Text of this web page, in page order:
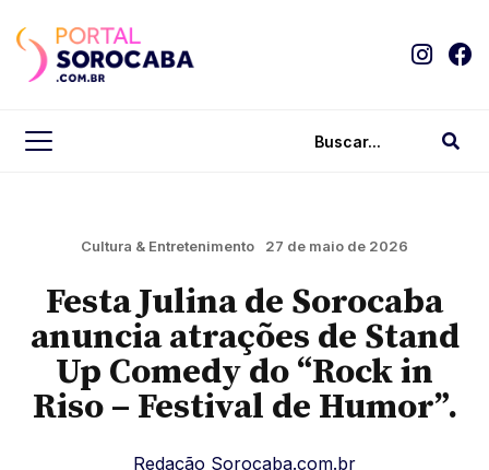
Cultura & Entretenimento 27 de maio de 2026
Festa Julina de Sorocaba
anuncia atrações de Stand
Up Comedy do “Rock in
Riso – Festival de Humor”.
Redação Sorocaba.com.br